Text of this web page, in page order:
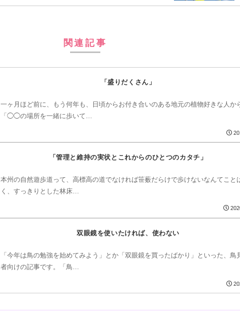
関連記事
「盛りだくさん」
一ヶ月ほど前に、もう何年も、日頃からお付き合いのある地元の植物好きな人か
「◯◯の場所を一緒に歩いて…
「管理と維持の実状とこれからのひとつのカタチ」
本州の自然遊歩道って、高標高の道でなければ笹薮だらけで歩けないなんてこと
く、すっきりとした林床…
双眼鏡を使いたければ、使わない
「今年は鳥の勉強を始めてみよう」とか「双眼鏡を買ったばかり」といった、鳥
者向けの記事です。「鳥…